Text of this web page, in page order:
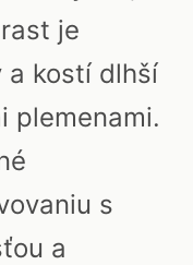
je
a kostí dlhší
plemenami.
s
a